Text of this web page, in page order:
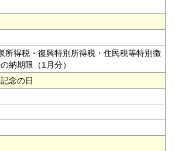
所得税・復興特別所得税・住民税等特別徴
納期限（1月分）
念の日